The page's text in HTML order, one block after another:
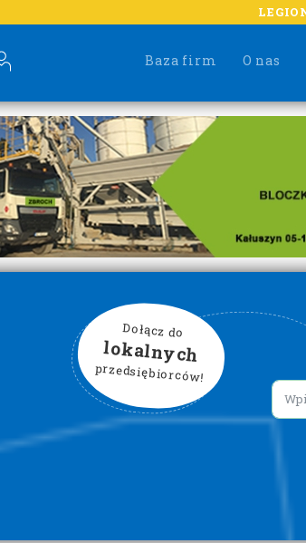
Baza firm O nas
Dołącz do
lokalnych
przedsiębiorców!